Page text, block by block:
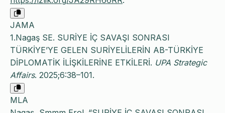
JAMA
1.Nagaş SE. SURİYE İÇ SAVAŞI SONRASI
TÜRKİYE’YE GELEN SURİYELİLERİN AB-TÜRKİYE
DİPLOMATİK İLİŞKİLERİNE ETKİLERİ. UPA Strategic
Affairs. 2025;6:38–101.
MLA